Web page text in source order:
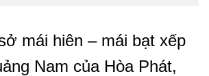
mái hiên – mái bạt xếp
Nam của Hòa Phát,